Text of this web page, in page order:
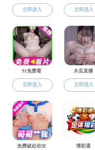
师资介绍
语言培训
最新课程